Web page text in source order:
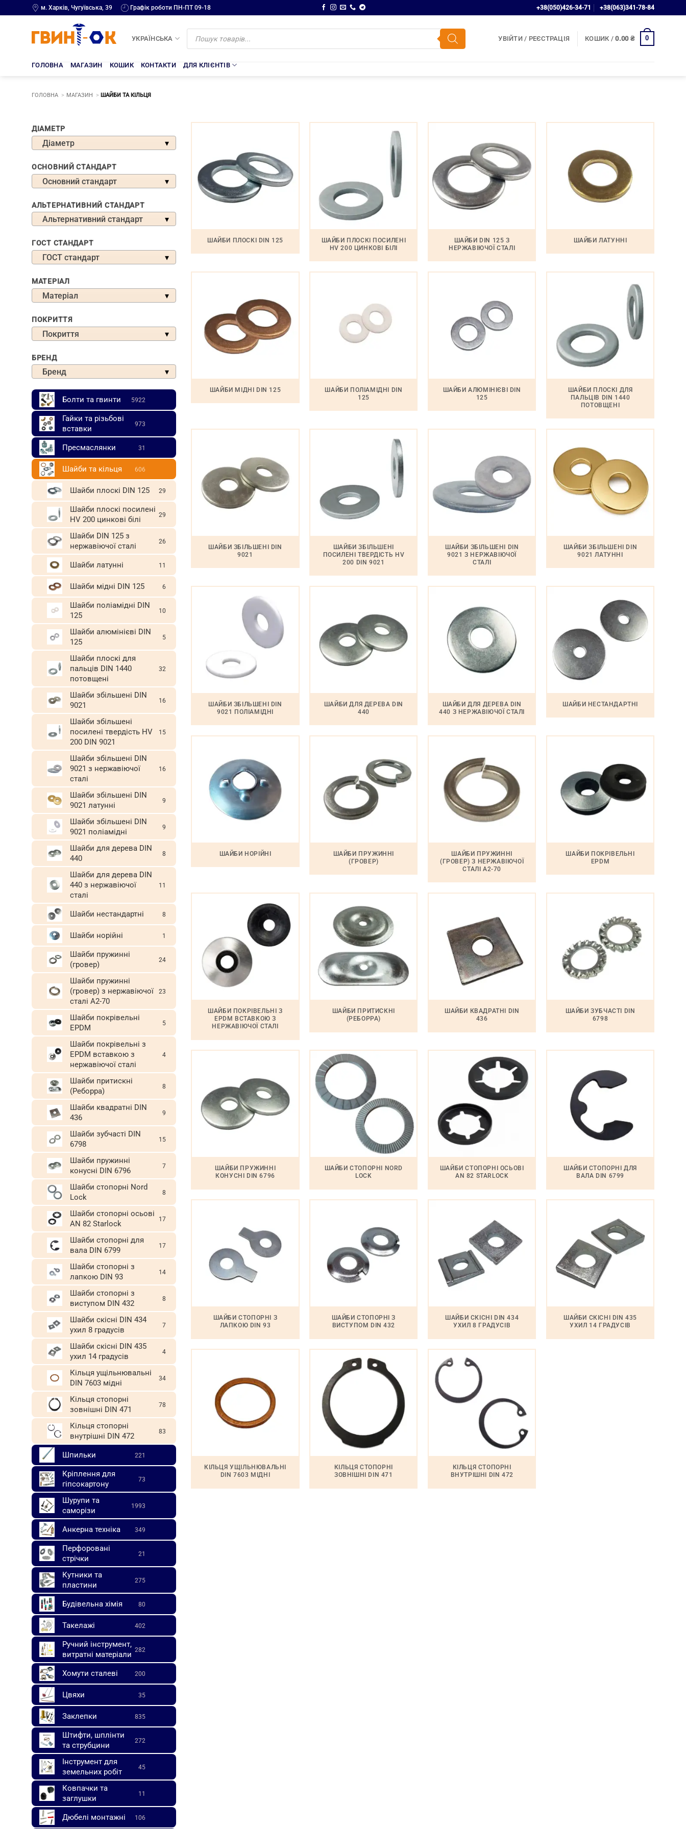
to
м. Харків, Чугуївська, 39 Графік роботи ПН-ПТ 09-18 +38(050)426-34-71 +38(063)341-78-84
УКРАЇНСЬКА
Products
search
УВІЙТИ / РЕЄСТРАЦІЯ КОШИК /0.00 ₴ 0
ГОЛОВНА МАГАЗИН КОШИК КОНТАКТИ ДЛЯ КЛІЄНТІВ
ГОЛОВНА МАГАЗИН ШАЙБИ ТА КІЛЬЦЯ
ДІАМЕТР
Діаметр
ОСНОВНИЙ СТАНДАРТ
Основний стандарт
АЛЬТЕРНАТИВНИЙ СТАНДАРТ
Альтернативний стандарт
ГОСТ СТАНДАРТ
ГОСТ стандарт
МАТЕРІАЛ
Матеріал
ПОКРИТТЯ
Покриття
БРЕНД
Бренд
Болти та гвинти 5922
Гайки та різьбові
вставки
973
Пресмаслянки 31
Шайби та кільця 606
Шайби плоскі DIN 125 29
Шайби плоскі посилені
HV 200 цинкові білі
29
Шайби DIN 125 з
нержавіючої сталі
26
Шайби латунні 11
Шайби мідні DIN 125 6
Шайби поліамідні DIN
125
10
Шайби алюмінієві DIN
125
5
Шайби плоскі для
пальців DIN 1440
потовщені
32
Шайби збільшені DIN
9021
16
Шайби збільшені
посилені твердість HV
200 DIN 9021
15
Шайби збільшені DIN
9021 з нержавіючої
сталі
16
Шайби збільшені DIN
9021 латунні
9
Шайби збільшені DIN
9021 поліамідні
9
Шайби для дерева DIN
440
8
Шайби для дерева DIN
440 з нержавіючої
сталі
11
Шайби нестандартні 8
Шайби норійні 1
Шайби пружинні
(гровер)
24
Шайби пружинні
(гровер) з нержавіючої
сталі A2-70
23
Шайби покрівельні
EPDM
5
Шайби покрівельні з
EPDM вставкою з
нержавіючої сталі
4
Шайби притискні
(Реборра)
8
Шайби квадратні DIN
436
9
Шайби зубчасті DIN
6798
15
Шайби пружинні
конусні DIN 6796
7
Шайби стопорні Nord
Lock
8
Шайби стопорні осьові
AN 82 Starlock
17
Шайби стопорні для
вала DIN 6799
17
Шайби стопорні з
лапкою DIN 93
14
Шайби стопорні з
виступом DIN 432
8
Шайби скісні DIN 434
ухил 8 градусів
7
Шайби скісні DIN 435
ухил 14 градусів
4
Кільця ущільнювальні
DIN 7603 мідні
34
Кільця стопорні
зовнішні DIN 471
78
Кільця стопорні
внутрішні DIN 472
83
Шпильки 221
Кріплення для
гіпсокартону
73
Шурупи та
саморізи
1993
Анкерна техніка 349
Перфоровані
стрічки
21
Кутники та
пластини
275
Будівельна хімія 80
Такелажі 402
Ручний інструмент,
витратні матеріали 282
Хомути сталеві 200
Цвяхи 35
Заклепки 835
Штифти, шплінти
та струбцини
272
Інструмент для
земельних робіт
45
Ковпачки та
заглушки
11
Дюбелі монтажні 106
кільця
ШАЙБИ ПЛОСКІ DIN 125
ШАЙБИ ПЛОСКІ ПОСИЛЕНІ
HV 200 ЦИНКОВІ БІЛІ
ШАЙБИ DIN 125 З
НЕРЖАВІЮЧОЇ СТАЛІ
ШАЙБИ ЛАТУННІ
ШАЙБИ МІДНІ DIN 125
ШАЙБИ ПОЛІАМІДНІ DIN
125
ШАЙБИ АЛЮМІНІЄВІ DIN
125
ШАЙБИ ПЛОСКІ ДЛЯ
ПАЛЬЦІВ DIN 1440
ПОТОВЩЕНІ
ШАЙБИ ЗБІЛЬШЕНІ DIN
9021
ШАЙБИ ЗБІЛЬШЕНІ
ПОСИЛЕНІ ТВЕРДІСТЬ HV
200 DIN 9021
ШАЙБИ ЗБІЛЬШЕНІ DIN
9021 З НЕРЖАВІЮЧОЇ
СТАЛІ
ШАЙБИ ЗБІЛЬШЕНІ DIN
9021 ЛАТУННІ
ШАЙБИ ЗБІЛЬШЕНІ DIN
9021 ПОЛІАМІДНІ
ШАЙБИ ДЛЯ ДЕРЕВА DIN
440
ШАЙБИ ДЛЯ ДЕРЕВА DIN
440 З НЕРЖАВІЮЧОЇ СТАЛІ
ШАЙБИ НЕСТАНДАРТНІ
ШАЙБИ НОРІЙНІ
ШАЙБИ ПРУЖИННІ
(ГРОВЕР)
ШАЙБИ ПРУЖИННІ
(ГРОВЕР) З НЕРЖАВІЮЧОЇ
СТАЛІ A2-70
ШАЙБИ ПОКРІВЕЛЬНІ
EPDM
ШАЙБИ ПОКРІВЕЛЬНІ З
EPDM ВСТАВКОЮ З
НЕРЖАВІЮЧОЇ СТАЛІ
ШАЙБИ ПРИТИСКНІ
(РЕБОРРА)
ШАЙБИ КВАДРАТНІ DIN
436
ШАЙБИ ЗУБЧАСТІ DIN
6798
ШАЙБИ ПРУЖИННІ
КОНУСНІ DIN 6796
ШАЙБИ СТОПОРНІ NORD
LOCK
ШАЙБИ СТОПОРНІ ОСЬОВІ
AN 82 STARLOCK
ШАЙБИ СТОПОРНІ ДЛЯ
ВАЛА DIN 6799
ШАЙБИ СТОПОРНІ З
ЛАПКОЮ DIN 93
ШАЙБИ СТОПОРНІ З
ВИСТУПОМ DIN 432
ШАЙБИ СКІСНІ DIN 434
УХИЛ 8 ГРАДУСІВ
ШАЙБИ СКІСНІ DIN 435
УХИЛ 14 ГРАДУСІВ
КІЛЬЦЯ УЩІЛЬНЮВАЛЬНІ
DIN 7603 МІДНІ
КІЛЬЦЯ СТОПОРНІ
ЗОВНІШНІ DIN 471
КІЛЬЦЯ СТОПОРНІ
ВНУТРІШНІ DIN 472